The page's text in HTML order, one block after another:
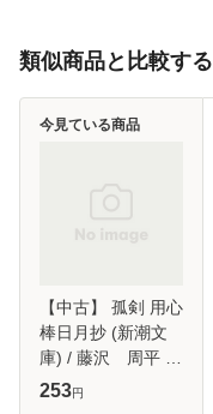
類似商品と比較する
【中古】 孤剣 用心
棒日月抄 (新潮文
庫) / 藤沢 周平 /
新潮社 [文庫]【メ
253円
今見ている商品